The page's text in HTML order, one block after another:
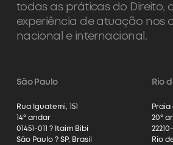
todas as práticas do Direito,
experiência de atuação nos
nacional e internacional.
São Paulo
Rua Iguatemi, 151
14º andar
01451-011 ? Itaim Bibi
São Paulo ? SP, Brasil
Rio
Praia
20º
Rio